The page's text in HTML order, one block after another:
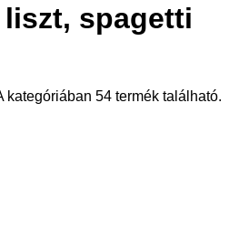
spagetti
kategóriában 54 termék található.